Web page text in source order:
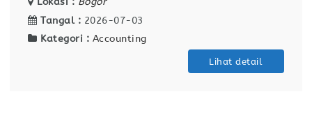
Tangal : 2026-07-03
Kategori : Accounting
Lihat detail